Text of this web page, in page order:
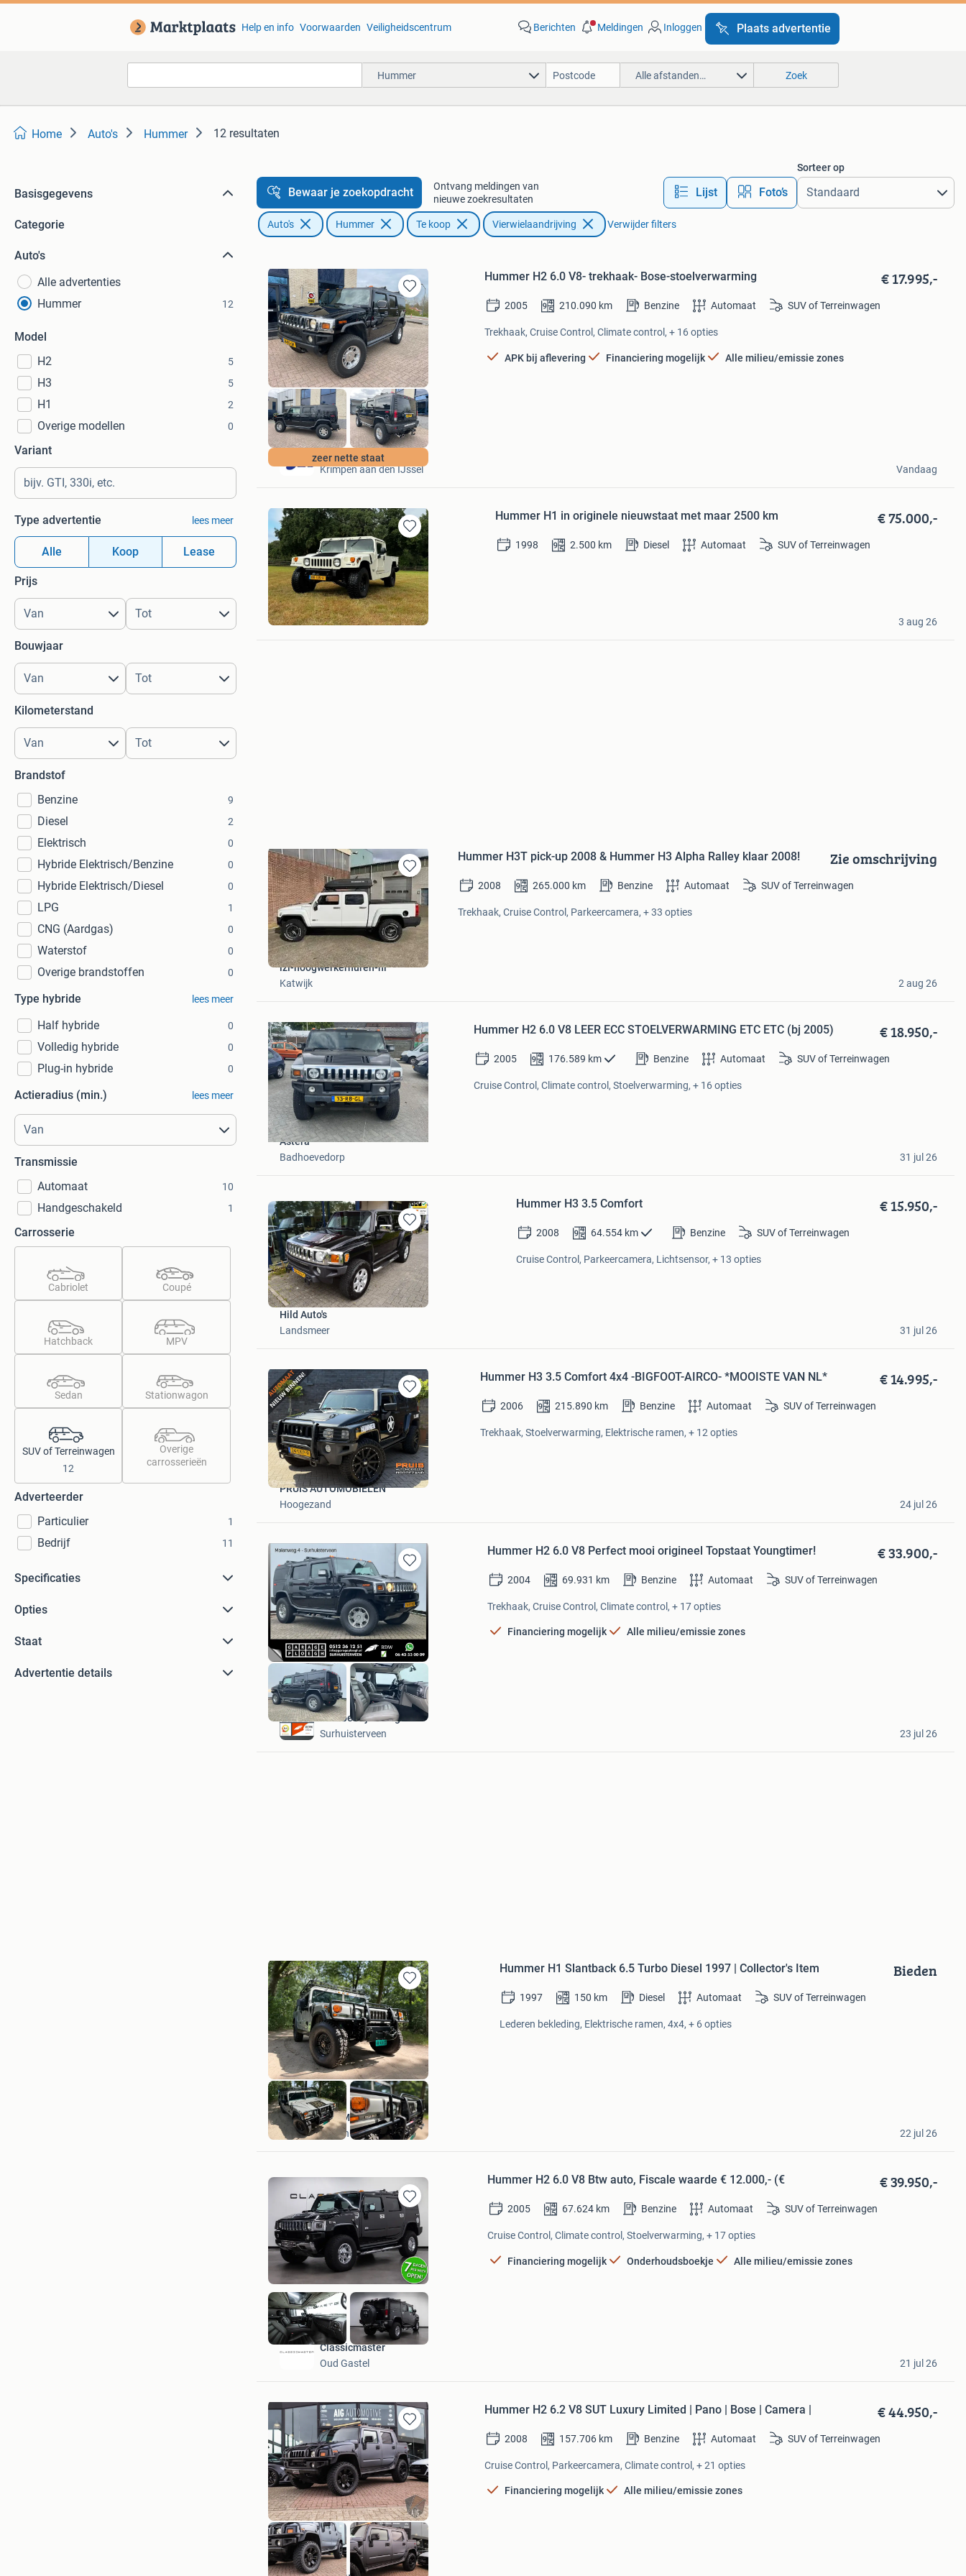
Help en info Voorwaarden Veiligheidscentrum Berichten Meldingen Inloggen Plaats advertentie
Hummer Alle afstanden… Zoek
Home Auto's Hummer 12 resultaten
Basisgegevens
Categorie
Auto's
Alle advertenties
Hummer
12
Model
H2
5
H3 5
H1 2
Overige modellen 0
Variant
Type advertentie lees meer
Alle Koop Lease
Prijs
Bouwjaar
Kilometerstand
Brandstof
Benzine
9
Diesel 2
Elektrisch 0
Hybride Elektrisch/Benzine 0
Hybride Elektrisch/Diesel 0
LPG 1
CNG (Aardgas) 0
Waterstof 0
Overige brandstoffen 0
Type hybride lees meer
Half hybride 0
Volledig hybride 0
Plug-in hybride 0
Actieradius (min.) lees meer
Transmissie
Automaat
10
Handgeschakeld 1
Carrosserie
Cabriolet Coupé
Hatchback MPV
Sedan Stationwagon
SUV of Terreinwagen
12
Overige
carrosserieën
Adverteerder
Particulier
1
Bedrijf 11
Specificaties
Opties
Staat
Advertentie details
Bewaar je zoekopdracht
Ontvang meldingen van
nieuwe zoekresultaten
Lijst Foto’s
Sorteer op
Auto's Hummer Te koop Vierwielaandrijving Verwijder filters
Bewaren
in
Mijn
Favorieten
zeer nette staat
Hummer H2 6.0 V8- trekhaak- Bose-stoelverwarming € 17.995,-
2005 210.090 km Benzine Automaat SUV of Terreinwagen
Trekhaak, Cruise Control, Climate control, + 16 opties
APK bij aflevering Financiering mogelijk Alle milieu/emissie zones
Autobedrijf E.J. Rooy
Krimpen aan den IJssel
Vandaag
Bewaren
Mijn
Favorieten
Hummer H1 in originele nieuwstaat met maar 2500 km € 75.000,-
1998 2.500 km Diesel Automaat SUV of Terreinwagen
RvO
Mook
3 aug 26
Bewaren
in
Mijn
Favorieten
Hummer H3T pick-up 2008 & Hummer H3 Alpha Ralley klaar 2008! Zie omschrijving
2008 265.000 km Benzine Automaat SUV of Terreinwagen
Trekhaak, Cruise Control, Parkeercamera, + 33 opties
izi-hoogwerkerhuren-nl
Katwijk
2 aug 26
Mijn
Favorieten
Hummer H2 6.0 V8 LEER ECC STOELVERWARMING ETC ETC (bj 2005) € 18.950,-
2005 176.589 km Benzine Automaat SUV of Terreinwagen
Cruise Control, Climate control, Stoelverwarming, + 16 opties
Astera
Badhoevedorp
31 jul 26
Bewaren
in
Mijn
Favorieten
Hummer H3 3.5 Comfort € 15.950,-
2008 64.554 km Benzine SUV of Terreinwagen
Cruise Control, Parkeercamera, Lichtsensor, + 13 opties
Hild Auto's
Landsmeer
31 jul 26
Bewaren
in
Mijn
Favorieten
Hummer H3 3.5 Comfort 4x4 -BIGFOOT-AIRCO- *MOOISTE VAN NL* € 14.995,-
2006 215.890 km Benzine Automaat SUV of Terreinwagen
Trekhaak, Stoelverwarming, Elektrische ramen, + 12 opties
PRUIS AUTOMOBIELEN
Hoogezand
24 jul 26
Bewaren
in
Mijn
Favorieten
Hummer H2 6.0 V8 Perfect mooi origineel Topstaat Youngtimer! € 33.900,-
2004 69.931 km Benzine Automaat SUV of Terreinwagen
Trekhaak, Cruise Control, Climate control, + 17 opties
Financiering mogelijk Alle milieu/emissie zones
Autobedrijf Ploegh
Surhuisterveen
23 jul 26
Bewaren
in
Mijn
Favorieten
Hummer H1 Slantback 6.5 Turbo Diesel 1997 | Collector's Item Bieden
1997 150 km Diesel Automaat SUV of Terreinwagen
Lederen bekleding, Elektrische ramen, 4x4, + 6 opties
VTR Motoren
Holten
22 jul 26
Bewaren
Mijn
Favorieten
Hummer H2 6.0 V8 Btw auto, Fiscale waarde € 12.000,- (€ € 39.950,-
2005 67.624 km Benzine Automaat SUV of Terreinwagen
Cruise Control, Climate control, Stoelverwarming, + 17 opties
Financiering mogelijk Onderhoudsboekje Alle milieu/emissie zones
Classicmaster
Oud Gastel
21 jul 26
Bewaren
in
Mijn
Favorieten
Hummer H2 6.2 V8 SUT Luxury Limited | Pano | Bose | Camera | € 44.950,-
2008 157.706 km Benzine Automaat SUV of Terreinwagen
Cruise Control, Parkeercamera, Climate control, + 21 opties
Financiering mogelijk Alle milieu/emissie zones